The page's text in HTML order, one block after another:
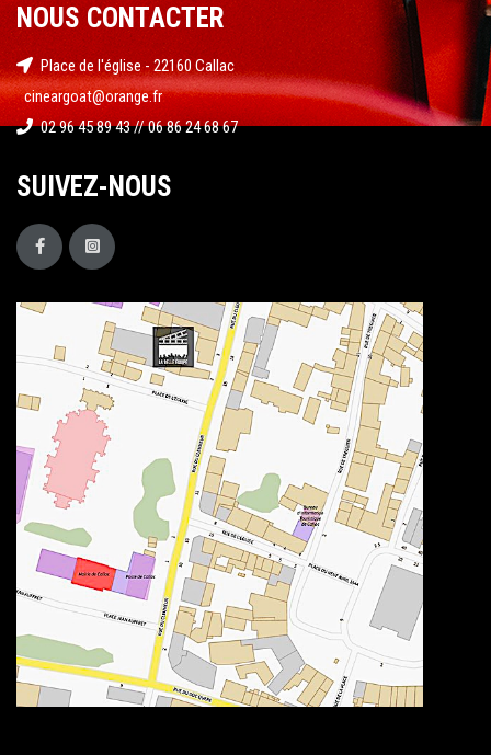
NOUS CONTACTER
Place de l'église - 22160 Callac
cineargoat@orange.fr
02 96 45 89 43 // 06 86 24 68 67
SUIVEZ-NOUS